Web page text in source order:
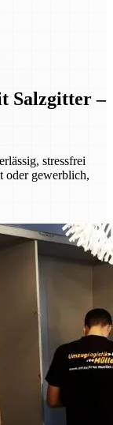
Salzgitter –
stressfrei
oder gewerblich,